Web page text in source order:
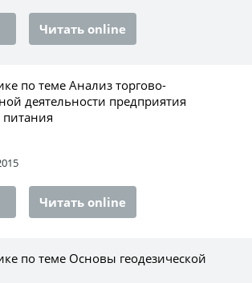
Читать online
по теме Анализ торгово-
деятельности предприятия
Читать online
по теме Основы геодезической